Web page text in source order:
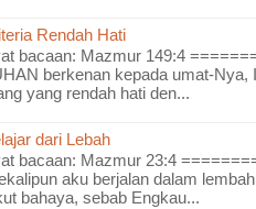
Rendah Hati
bacaan: Mazmur 149:4
berkenan kepada umat-Nya,
yang rendah hati den...
dari Lebah
bacaan: Mazmur 23:4
aku berjalan dalam
bahaya, sebab Engkau...